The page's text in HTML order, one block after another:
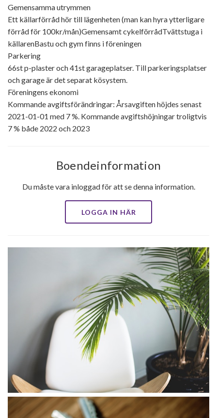
Gemensamma utrymmen
Ett källarförråd hör till lägenheten (man kan hyra ytterligare
förråd för 100kr/mån)Gemensamt cykelförrådTvättstuga i
källarenBastu och gym finns i föreningen
Parkering
66st p-plaster och 41st garageplatser. Till parkeringsplatser
och garage är det separat kösystem.
Föreningens ekonomi
Kommande avgiftsförändringar: Årsavgiften höjdes senast
2021-01-01 med 7 %. Kommande avgiftshöjningar troligtvis
7 % både 2022 och 2023
Boendeinformation
Du måste vara inloggad för att se denna information.
LOGGA IN HÄR